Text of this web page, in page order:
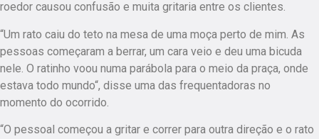
roedor causou confusão e muita gritaria entre os clientes.
“Um rato caiu do teto na mesa de uma moça perto de mim. As
pessoas começaram a berrar, um cara veio e deu uma bicuda
nele. O ratinho voou numa parábola para o meio da praça, onde
estava todo mundo“, disse uma das frequentadoras no
momento do ocorrido.
“O pessoal começou a gritar e correr para outra direção e o rato